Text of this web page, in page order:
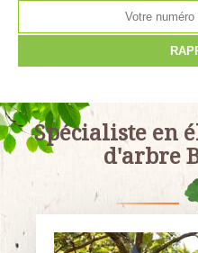
Spécialiste en
d'arbre